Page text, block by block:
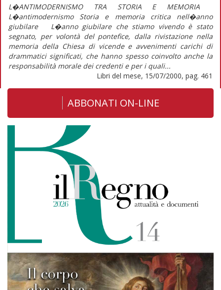
L�ANTIMODERNISMO TRA STORIA E MEMORIA
L�antimodernismo Storia e memoria critica nell�anno
giubilare L�anno giubilare che stiamo vivendo è stato
segnato, per volontà del pontefice, dalla rivistazione nella
memoria della Chiesa di vicende e avvenimenti carichi di
drammatici significati, che hanno spesso coinvolto anche la
responsabilità morale dei credenti e per i quali...
Libri del mese, 15/07/2000, pag. 461
ABBONATI ON-LINE